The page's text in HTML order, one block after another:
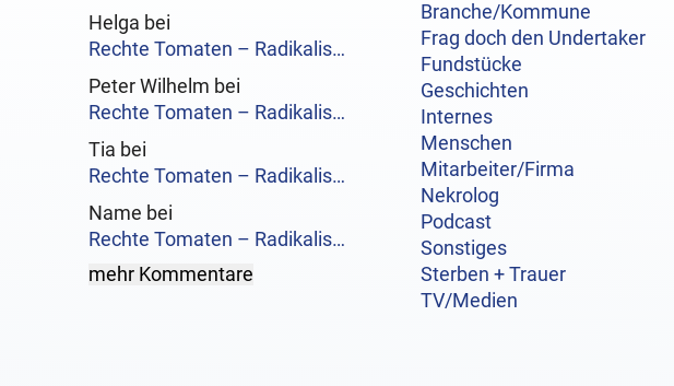
Helga bei
Rechte Tomaten – Radikalis…
Peter Wilhelm bei
Rechte Tomaten – Radikalis…
Tia bei
Rechte Tomaten – Radikalis…
Name bei
Rechte Tomaten – Radikalis…
mehr Kommentare
Branche/Kommune
Frag doch den Undertaker
Fundstücke
Geschichten
Internes
Menschen
Mitarbeiter/Firma
Nekrolog
Podcast
Sonstiges
Sterben + Trauer
TV/Medien